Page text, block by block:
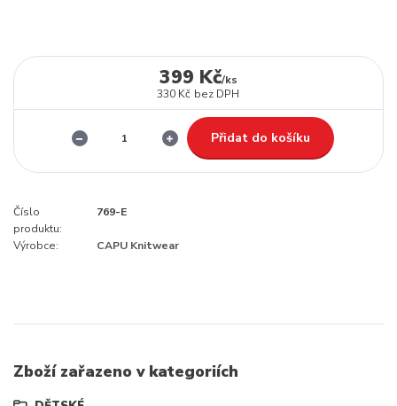
399 Kč/ks
330 Kč bez DPH
Přidat do košíku
Číslo
produktu:
769-E
Výrobce: CAPU Knitwear
Zboží zařazeno v kategoriích